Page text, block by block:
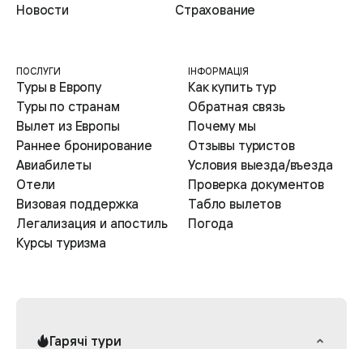
ПОСЛУГИ
Туры в Европу
Туры по странам
Вылет из Европы
Раннее бронирование
Авиабилеты
Отели
Визовая поддержка
Легализация и апостиль
Курсы туризма
ІНФОРМАЦІЯ
Как купить тур
Обратная связь
Почему мы
Отзывы туристов
Условия выезда/въезда
Проверка документов
Табло вылетов
Погода
Новости
Страхование
Гарячі тури